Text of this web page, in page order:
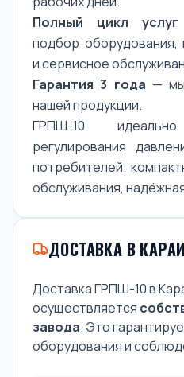
Полный цикл услуг
подбор оборудования,
и сервисное
Гарантия 3 года —
нашей продукции.
ГРПШ-10
регулирования
потребителей.
обслуживания,
ДОСТАВКА В
Доставка ГРПШ-10 в
осуществляется
завода. Это
оборудования и